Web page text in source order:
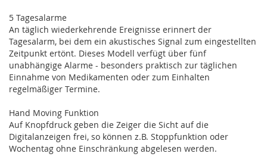
5 Tagesalarme
An täglich wiederkehrende Ereignisse erinnert der
Tagesalarm, bei dem ein akustisches Signal zum eingestellten
Zeitpunkt ertönt. Dieses Modell verfügt über fünf
unabhängige Alarme - besonders praktisch zur täglichen
Einnahme von Medikamenten oder zum Einhalten
regelmäßiger Termine.
Hand Moving Funktion
Auf Knopfdruck geben die Zeiger die Sicht auf die
Digitalanzeigen frei, so können z.B. Stoppfunktion oder
Wochentag ohne Einschränkung abgelesen werden.